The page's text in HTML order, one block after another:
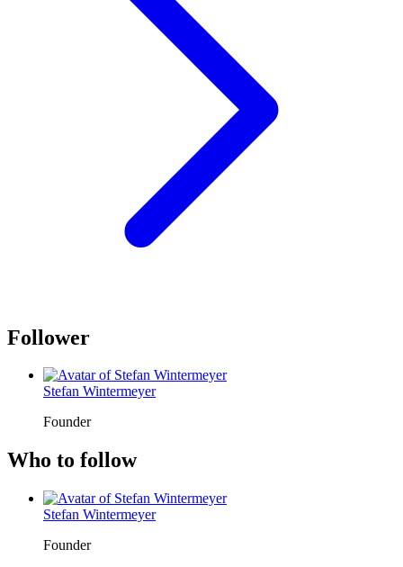
Follower
Stefan Wintermeyer
Founder
Who to follow
Stefan Wintermeyer
Founder